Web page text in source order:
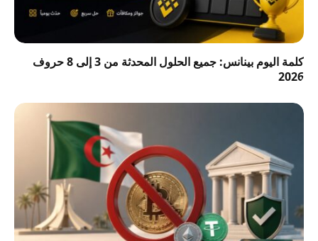
كلمة اليوم بينانس: جميع الحلول المحدثة من 3 إلى 8 حروف
2026